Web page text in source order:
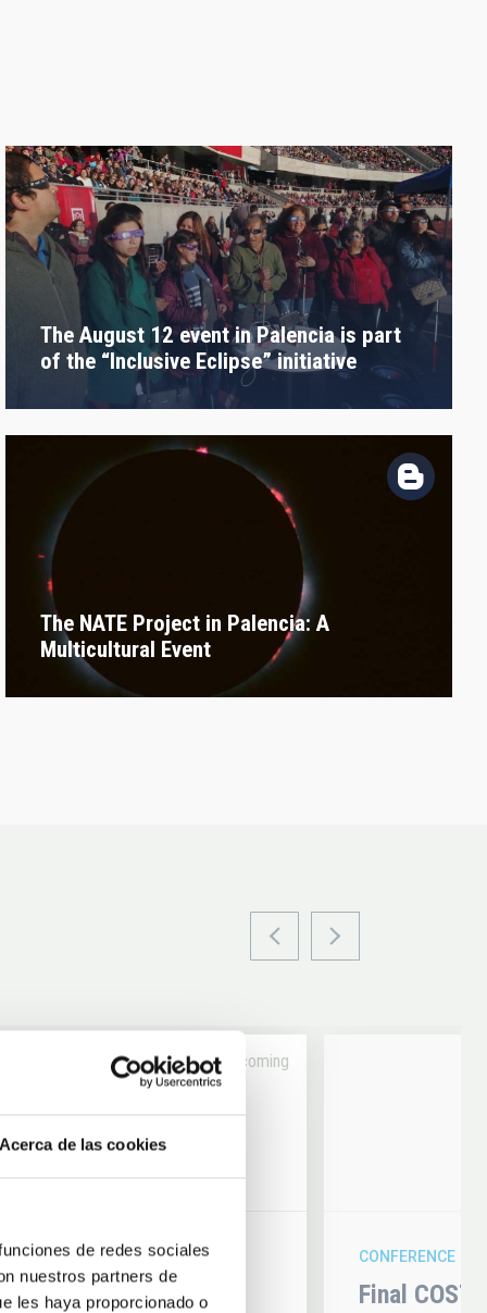
Acerca de las cookies
de redes sociales
nuestros partners de
les haya proporcionado o
The August 12 event in Palencia is part
of the “Inclusive Eclipse” initiative
The NATE Project in Palencia: A
Multicultural Event
14
Upcoming
2026
CONFERENCE
Final